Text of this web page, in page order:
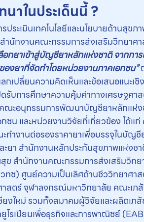
าในประเด็นนี้ ?
ระเมินเทคโนโลยีและนโยบายด้านสุ
ำนักงานคณะกรรมการส่งเสริมวิทยา
อกยาเข้าสู่บัญชียาหลักแห่งชาติ จากกา
งยาที่จัดทำโดยหน่วยงานภาคเอกชน”
เปลี่ยนความคิดเห็นและข้อเสนอแนะเ
รับการศึกษาความคุ้มค่าทางเศรษฐ
ะอนุกรรมการพัฒนาบัญชียาหลักแห่งช
กชน และหน่วยงานวิจัยที่เกี่ยวข้อง ไ
งานต่อรองราคายาเพื่อบรรจุในบัญ
ะยา สำนักงานหลักประกันสุขภาพแห่
ข สำนักงานคณะกรรมการส่งเสริมวิ
ทช) ศูนย์ความเป็นเลิศด้านชีววิทยาศ
ตร์ จุฬาลงกรณ์มหาวิทยาลัย คณะเภ
งใหม่ รวมทั้งสมาคมผู้วิจัยและผลิตเ
รเปียนเพื่อธุรกิจและการพาณิชย์